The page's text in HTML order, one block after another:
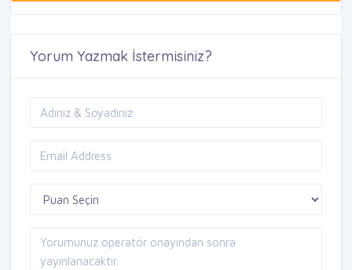
Yorum Yazmak İstermisiniz?